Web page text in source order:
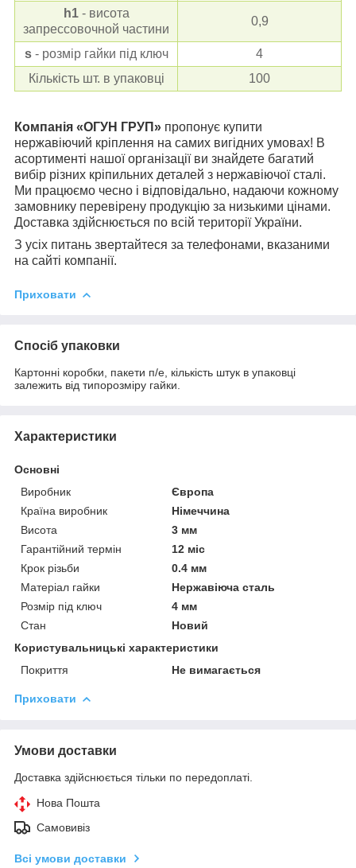
h1- висота
запрессовочной частини
0,9
s- розмір гайки під ключ
4
Кількість шт. в упаковці
100
Компанія «ОГУН ГРУП» пропонує купити
нержавіючий кріплення на самих вигідних умовах! В
асортименті нашої організації ви знайдете багатий
вибір різних кріпильних деталей з нержавіючої сталі.
Ми працюємо чесно і відповідально, надаючи кожному
замовнику перевірену продукцію за низькими цінами.
Доставка здійснюється по всій території України.
З усіх питань звертайтеся за телефонами, вказаними
на сайті компанії.
Приховати
Спосіб упаковки
Картонні коробки, пакети п/е, кількість штук в упаковці
залежить від типорозміру гайки.
Характеристики
Основні
Виробник
Європа
Країна виробник
Німеччина
Висота
3 мм
Гарантійний термін
12 міс
Крок різьби
0.4 мм
Матеріал гайки
Нержавіюча сталь
Розмір під ключ
4 мм
Стан
Новий
Користувальницькі характеристики
Покриття
Не вимагається
Приховати
Умови доставки
Доставка здійснюється тільки по передоплаті.
Нова Пошта
Самовивіз
Всі умови доставки